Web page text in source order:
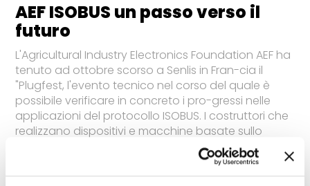
AEF ISOBUS un passo verso il
futuro
L'Agricultural Industry Electronics Foundation AEF ha
tenuto ad ottobre scorso a Senlis in Fran-cia il
"Plugfest, l'evento tecnico nel corso del quale è
possibile verificare in concreto i pro-gressi nelle
applicazioni del protocollo ISOBUS. I costruttori che
realizzano dispositivi e macchine basate sullo
standard ISO 11783 e sulle linee guida
implementative AEF possono infatti connettere tra
di loro i vari dispositivi e verificarne il corretto